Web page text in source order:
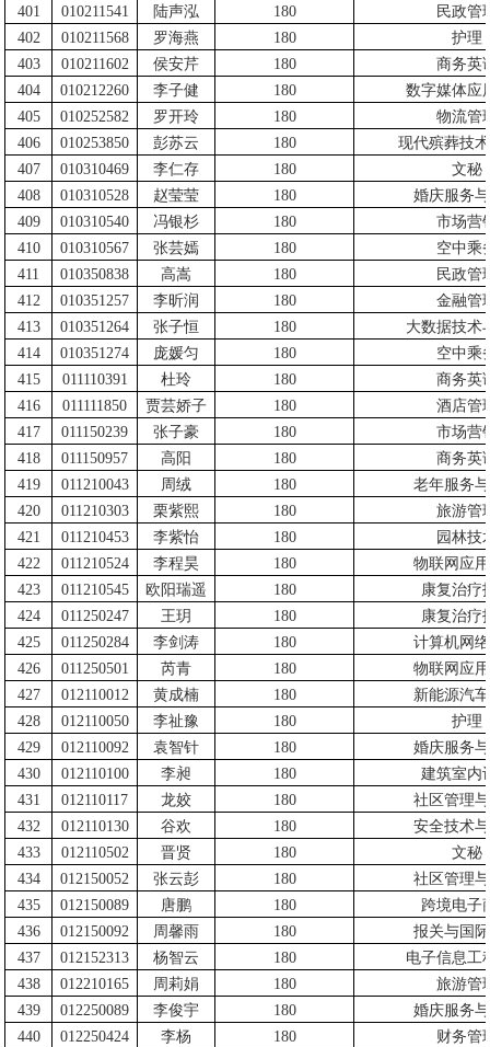
401 010211541 陆声泓 180
民政管
402
010211568 罗海燕 180
护理
403
010211602 侯安芹 180
商务英
404
010212260 李子健 180
数字媒体应
405
010252582 罗开玲 180
物流管
406
010253850 彭苏云 180
现代殡葬技
407
010310469 李仁存 180
文秘
408
010310528 赵莹莹 180
婚庆服务
409
010310540 冯银杉 180
市场营
410
010310567 张芸嫣 180
空中乘
411
010350838 高嵩 180
民政管
412
010351257 李昕润 180
金融管
413
010351264 张子恒 180
大数据技术
414
010351274 庞媛匀 180
空中乘
415
011110391 杜玲 180
商务英
416
011111850 贾芸娇子 180
酒店管
417
011150239 张子豪 180
市场营
418
011150957 高阳 180
商务英
419
011210043 周绒 180
老年服务
420
011210303 栗紫熙 180
旅游管
421
011210453 李紫怡 180
园林技
422
011210524 李程昊 180
物联网应
423
011210545 欧阳瑞遥 180
康复治疗
424
011250247 王玥 180
康复治疗
425
011250284 李剑涛 180
计算机网
426
011250501 芮青 180
物联网应
427
012110012 黄成楠 180
新能源汽
428
012110050 李祉豫 180
护理
429
012110092 袁智针 180
婚庆服务
430
012110100 李昶 180
建筑室内
431
012110117 龙姣 180
社区管理
432
012110130 谷欢 180
安全技术
433
012110502 晋贤 180
文秘
434
012150052 张云彭 180
社区管理
435
012150089 唐鹏 180
跨境电子
436
012150092 周馨雨 180
报关与国
437
012152313 杨智云 180
电子信息工
438
012210165 周莉娟 180
旅游管
439
012250089 李俊宇 180
婚庆服务
440
012250424 李杨 180
财务管